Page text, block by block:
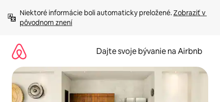
obsah.
Niektoré informácie boli automaticky preložené. Zobraziť v
pôvodnom znení
Dajte svoje bývanie na Airbnb